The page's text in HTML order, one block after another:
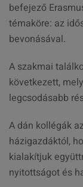
befejező
témaköre: az
bevonásával.
A szakmai
következett,
legcsodásabb
A dán kollégák
házigazdáktól,
kialakítjuk
nyitottságot és